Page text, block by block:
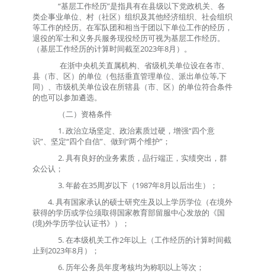
“基层工作经历”是指具有在县级以下党政机关、各
类企事业单位、村（社区）组织及其他经济组织、社会组织
等工作的经历。在军队团和相当于团以下单位工作的经历，
退役的军士和义务兵服务现役经历可视为基层工作经历。
（基层工作经历的计算时间截至2023年8月）。
在浙中央机关直属机构、省级机关单位设在各市、
县（市、区）的单位（包括垂直管理单位、派出单位等,下
同）、市级机关单位设在所辖县（市、区）的单位符合条件
的也可以参加遴选。
（二）资格条件
1.政治立场坚定、政治素质过硬，增强“四个意
识”、坚定“四个自信”、做到“两个维护” ；
2.具有良好的业务素质，品行端正，实绩突出，群
众公认；
3.年龄在35周岁以下（1987年8月以后出生）；
4.具有国家承认的硕士研究生及以上学历学位（在境外
获得的学历或学位须取得国家教育部留服中心发放的《国
(境)外学历学位认证书》）
；
5.在本级机关工作2年以上（工作经历的计算时间截
止到2023年8月）；
6. 历年公务员年度考核均为称职以上等次；